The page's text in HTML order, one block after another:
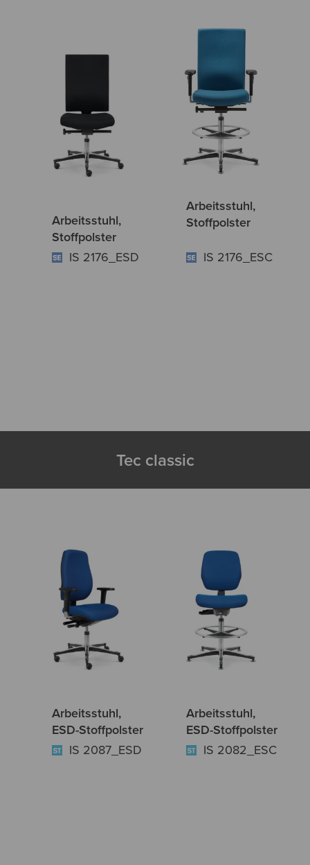
Arbeitsstuhl,
Stoffpolster
IS 2176_ESD
Arbeitsstuhl,
Stoffpolster
IS 2176_ESC
Tec classic
Arbeitsstuhl,
ESD-Stoffpolster
IS 2087_ESD
Arbeitsstuhl,
ESD-Stoffpolster
IS 2082_ESC